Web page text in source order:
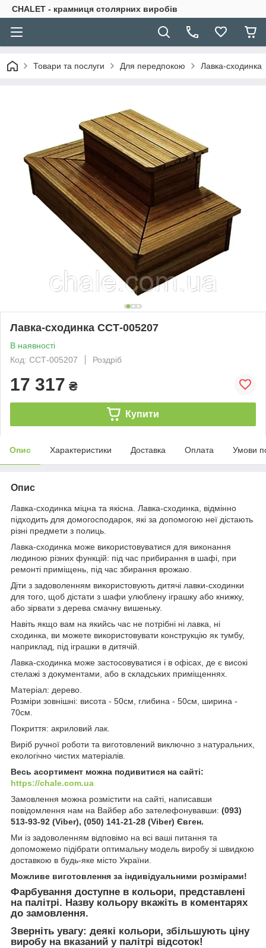
CHALET - крамниця столярних виробів
Товари та послуги Для передпокою Лавка-сходинка
Лавка-сходинка ССТ-005207
В наявності
Код: ССТ-005207
Роздріб
17 317 ₴
Купити
Опис Характеристики Доставка Оплата Умови
Опис
Лавка-сходинка міцна та якісна. Лавка-сходинка, відмінно
підходить для домогосподарок, які за допомогою неї дістають
різні предмети з полиць.
Лавка-сходинка може використовуватися для виконання
людиною різних функцій: під час прибирання в шафі, при
ремонті приміщень, під час збирання врожаю.
Діти з задоволенням використовують дитячі лавки-сходинки
для того, щоб дістати з шафи улюблену іграшку або книжку,
або зірвати з дерева смачну вишеньку.
Навіть якщо вам на якийсь час не потрібні ні лавка, ні
сходинка, ви можете використовувати конструкцію як тумбу,
наприклад, під іграшки в дитячій.
Лавка-сходинка може застосовуватися і в офісах, де є високі
стелажі з документами, або в складських приміщеннях.
Матеріал: дерево.
Розміри зовнішні: висота - 50см, глибина - 50см, ширина -
70см.
Покриття: акриловий лак.
Виріб ручної роботи та виготовлений виключно з натуральних,
екологічно чистих матеріалів.
Весь асортимент можна подивитися на сайті:
https://chale.com.ua
Замовлення можна розмістити на сайті, написавши
повідомлення нам на Вайбер або зателефонувавши: (093)
513-93-92 (Viber), (050) 141-21-28 (Viber) Євген.
Ми із задоволенням відповімо на всі ваші питання та
допоможемо підібрати оптимальну модель виробу зі швидкою
доставкою в будь-яке місто України.
Можливе виготовлення за індивідуальними розмірами!
Фарбування доступне в кольори, представлені
на палітрі. Назву кольору вкажіть в коментарях
до замовлення.
Зверніть увагу: деякі кольори, збільшують ціну
виробу на вказаний у палітрі відсоток!